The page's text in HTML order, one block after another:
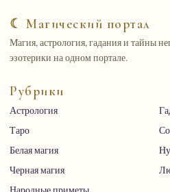
☾ Магический портал
Магия, астрология, гадания и тайны
эзотерики на одном портале.
Рубрики
Астрология
Таро
Белая магия
Черная магия